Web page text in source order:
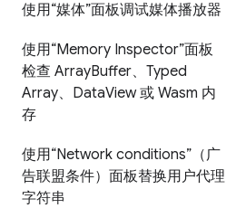
使用“媒体”面板调试媒体播放器
使用“Memory Inspector”面板
检查 ArrayBuffer、Typed
Array、DataView 或 Wasm 内
存
使用“Network conditions”（广
告联盟条件）面板替换用户代理
字符串